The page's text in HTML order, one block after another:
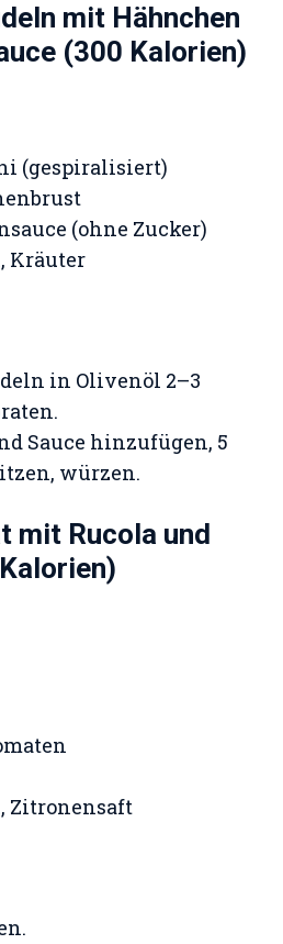
mit Hähnchen
(300 Kalorien)
(gespiralisiert)
(ohne Zucker)
Kräuter
in Olivenöl 2–3
Sauce hinzufügen, 5
würzen.
mit Rucola und
Zitronensaft